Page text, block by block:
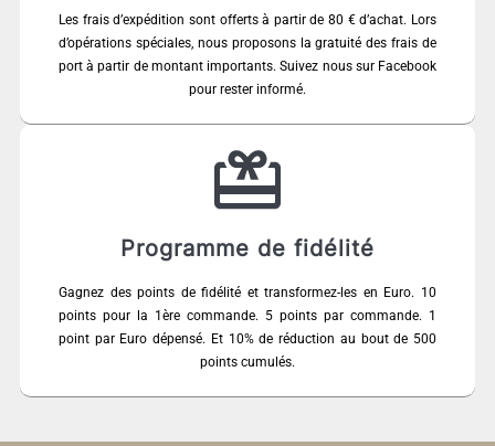
Les frais d’expédition sont offerts à partir de 80 € d’achat. Lors
d’opérations spéciales, nous proposons la gratuité des frais de
port à partir de montant importants. Suivez nous sur Facebook
pour rester informé.
Programme de fidélité
Gagnez des points de fidélité et transformez-les en Euro. 10
points pour la 1ère commande. 5 points par commande. 1
point par Euro dépensé. Et 10% de réduction au bout de 500
points cumulés.